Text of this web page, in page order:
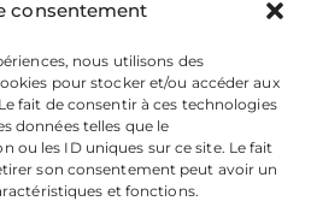
consentement
nous utilisons des
pour stocker et/ou accéder aux
fait de consentir à ces technologies
données telles que le
ou les ID uniques sur ce site. Le fait
son consentement peut avoir un
et fonctions.